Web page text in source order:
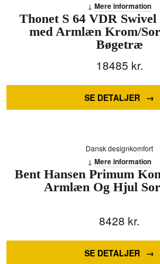
Thonet S 64 VDR
med Armlæn Krom/
Bøgetræ
18485 kr.
SE DETALJER
Mere information
Dansk designkomfort
Bent Hansen Primum
Armlæn Og Hjul
8428 kr.
SE DETALJER
Mere information